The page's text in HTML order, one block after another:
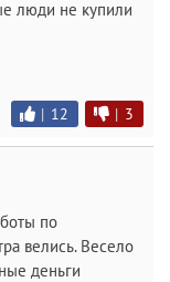
люди не купили
| 12 | 3
по
велись. Весело
деньги